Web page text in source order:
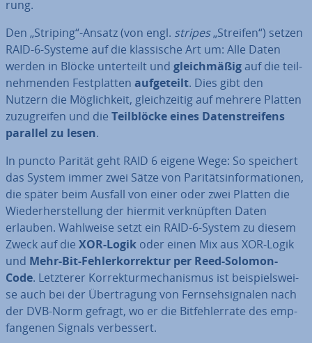
rung.
Den „Striping“-Ansatz (von engl. stripes„Streifen“) setzen
RAID-6-Systeme auf die klas­si­sche Art um: Alle Daten
werden in Blöcke un­ter­teilt und gleich­mä­ßigauf die teil­
neh­men­den Fest­plat­ten auf­ge­teilt. Dies gibt den
Nutzern die Mög­lich­keit, gleich­zei­tig auf mehrere Platten
zu­zu­grei­fen und die Teil­blö­cke eines Da­ten­strei­fens
parallel zu lesen.
In puncto Parität geht RAID 6 eigene Wege: So speichert
das System immer zwei Sätze von Pa­ri­täts­in­for­ma­tio­nen,
die später beim Ausfall von einer oder zwei Platten die
Wie­der­her­stel­lung der hiermit ver­knüpf­ten Daten
erlauben. Wahlweise setzt ein RAID-6-System zu diesem
Zweck auf die XOR-Logik oder einen Mix aus XOR-Logik
und Mehr-Bit-Feh­ler­kor­rek­tur per Reed-Solomon-
Code. Letzterer Kor­rek­turme­cha­nis­mus ist bei­spiels­wei­
se auch bei der Über­tra­gung von Fern­seh­si­gna­len nach
der DVB-Norm gefragt, wo er die Bit­feh­ler­ra­te des emp­
fan­ge­nen Signals ver­bes­sert.